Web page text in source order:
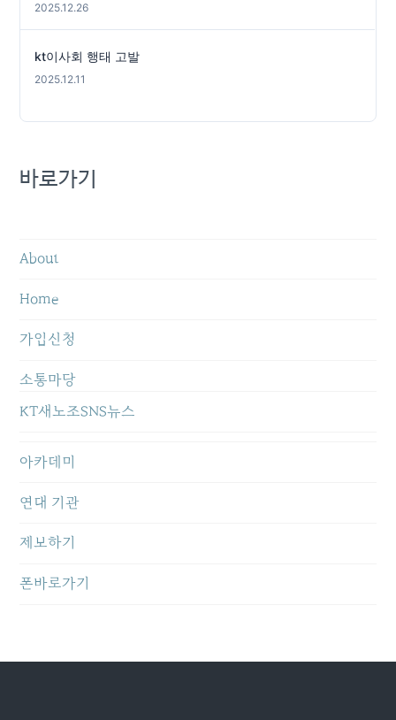
2025.12.26
kt이사회 행태 고발
2025.12.11
바로가기
About
Home
가입신청
소통마당
KT새노조SNS뉴스
아카데미
연대 기관
제보하기
폰바로가기